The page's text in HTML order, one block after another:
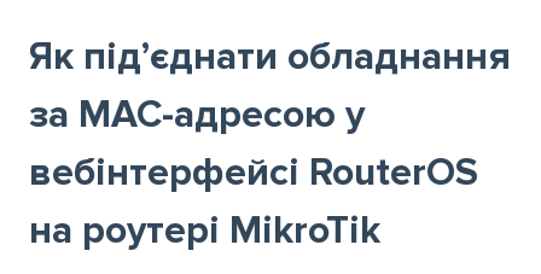
Як під’єднати обладнання
за MAC-адресою у
вебінтерфейсі RouterOS
на роутері MikroTik